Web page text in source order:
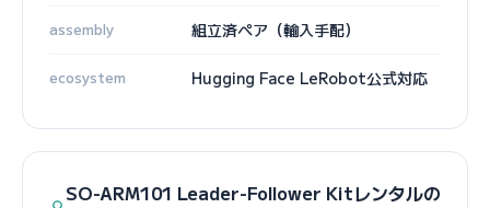
assembly 組立済ペア（輸入手配）
ecosystem Hugging Face LeRobot公式対応
SO-ARM101 Leader-Follower Kitレンタルの